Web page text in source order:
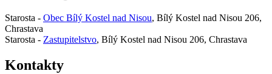
Starosta - Obec Bílý Kostel nad Nisou, Bílý Kostel nad Nisou 206,
Chrastava
Starosta - Zastupitelstvo, Bílý Kostel nad Nisou 206, Chrastava
Kontakty